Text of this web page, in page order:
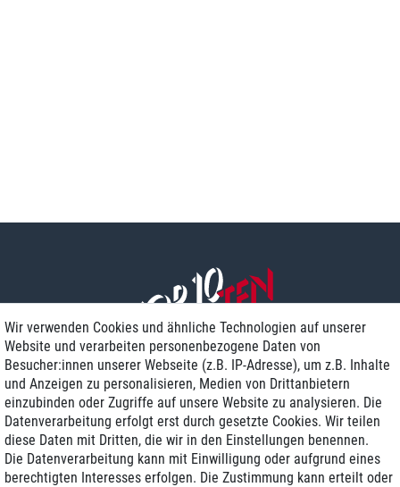
Zustellung am nächsten Werktag
Günstiger Versand
Generalüberholt mit Garantie
Wir verwenden Cookies und ähnliche Technologien auf unserer
Website und verarbeiten personenbezogene Daten von
Besucher:innen unserer Webseite (z.B. IP-Adresse), um z.B. Inhalte
und Anzeigen zu personalisieren, Medien von Drittanbietern
einzubinden oder Zugriffe auf unsere Website zu analysieren. Die
Datenverarbeitung erfolgt erst durch gesetzte Cookies. Wir teilen
diese Daten mit Dritten, die wir in den Einstellungen benennen.
Die Datenverarbeitung kann mit Einwilligung oder aufgrund eines
berechtigten Interesses erfolgen. Die Zustimmung kann erteilt oder